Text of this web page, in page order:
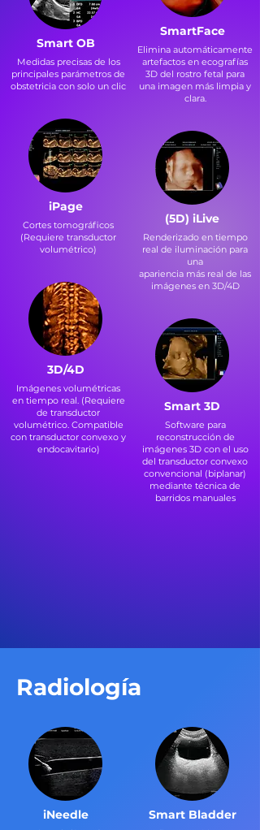
Smart OB
Medidas precisas de los
principales parámetros de
obstetricia con solo un clic
iPage
Cortes tomográficos
(Requiere transductor
volumétrico)
3D/4D
Imágenes volumétricas
en tiempo real. (Requiere
de transductor
volumétrico. Compatible
con transductor convexo y
endocavitario)
SmartFace
Elimina automáticamente
artefactos en ecografías
3D del rostro fetal para
una imagen más limpia y
clara.
(5D) iLive
Renderizado en tiempo
real de iluminación para
una
apariencia más real de las
imágenes en 3D/4D
Smart 3D
Software para
reconstrucción de
imágenes 3D con el uso
del transductor convexo
convencional (biplanar)
mediante técnica de
barridos manuales
Radiología
iNeedle Smart Bladder